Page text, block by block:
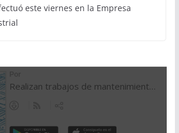
este viernes en la Empresa